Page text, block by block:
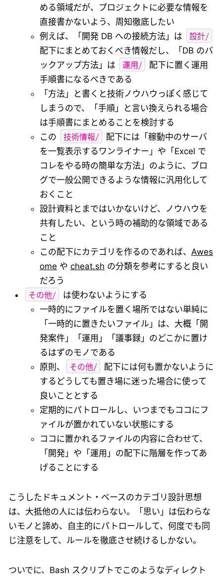
める領域だが、プロジェクトに必要な情報を
直接書かないよう、周知徹底したい
例えば、「開発 DB への接続方法」は
設計/
配下にまとめておくべき情報だし、「DB のバ
ックアップ方法」は
運用/
配下に置く運用
手順書になるべきである
「方法」と書くと技術ノウハウっぽく感じて
しまうので、「手順」と言い換えられる場合
は手順書にまとめることを検討する
この
技術情報/
配下には「稼動中のサーバ
を一覧表示するワンライナー」や「Excel で
コレをやる時の簡単な方法」のように、ブロ
グで一般公開できるような情報に汎用化して
おくこと
設計資料とまではいかないけど、ノウハウを
共有したい、という時の補助的な領域である
こと
この配下にカテゴリを作るのであれば、 Awes
ome や cheat.sh の分類を参考にすると良い
だろう
その他/
は使わないようにする
一時的にファイルを置く場所ではない単純に
「一時的に置きたいファイル」は、大概「開
発案件」「運用」「議事録」のどこかに置け
るはずのモノである
原則、
その他/
配下には何も置かないように
するどうしても置き場に迷った場合に使って
良いこととする
定期的にパトロールし、いつまでもココにフ
ァイルが置かれていない状態にする
ココに置かれるファイルの内容に合わせて、
「開発」や「運用」の配下に階層を作ってあ
げることにする
こうしたドキュメント・ベースのカテゴリ設計思想
は、大抵他の人には伝わらない。「思い」は伝わらな
いモノと諦め、自主的にパトロールして、何度でも同
じ注意をして、ルールを徹底させ続けるしかない。
ついでに、Bash スクリプトでこのようなディレクト